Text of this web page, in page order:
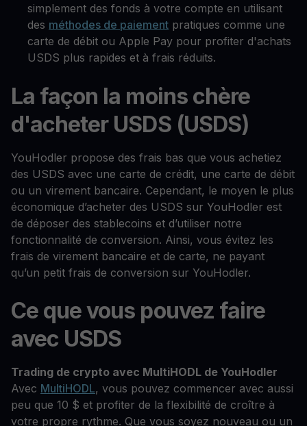
simplement des fonds à votre compte en utilisant
des méthodes de paiement pratiques comme une
carte de débit ou Apple Pay pour profiter d'achats
USDS plus rapides et à frais réduits.
La façon la moins chère
d'acheter USDS (USDS)
YouHodler propose des frais bas que vous achetiez
des USDS avec une carte de crédit, une carte de débit
ou un virement bancaire. Cependant, le moyen le plus
économique d’acheter des USDS sur YouHodler est
de déposer des stablecoins et d’utiliser notre
fonctionnalité de conversion. Ainsi, vous évitez les
frais de virement bancaire et de carte, ne payant
qu’un petit frais de conversion sur YouHodler.
Ce que vous pouvez faire
avec USDS
Trading de crypto avec MultiHODL de YouHodler
Avec MultiHODL, vous pouvez commencer avec aussi
peu que 10 $ et profiter de la flexibilité de croître à
votre propre rythme. Que vous soyez nouveau ou un